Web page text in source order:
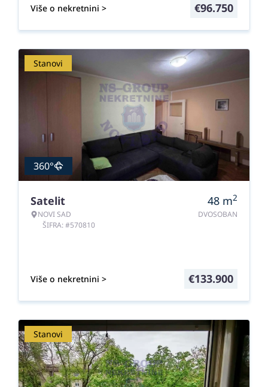
Više o nekretnini > €96.750
Stanovi
360°
Satelit
NOVI SAD
ŠIFRA: #570810
48 m2
DVOSOBAN
Više o nekretnini > €133.900
Stanovi